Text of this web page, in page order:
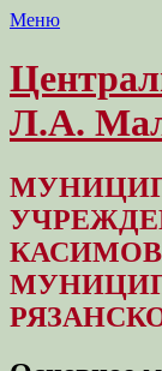
Меню
Л.А.